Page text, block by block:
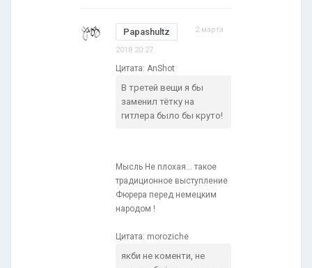
Papashultz 2 марта
2018 20:27
Цитата: AnShot
В третей вещи я бы
заменил тётку на
гитлера было бы круто!
Мысль Не плохая... такое
традиционное выступление
Фюрера перед немецким
народом !
Цитата: moroziche
якби не коменти, не